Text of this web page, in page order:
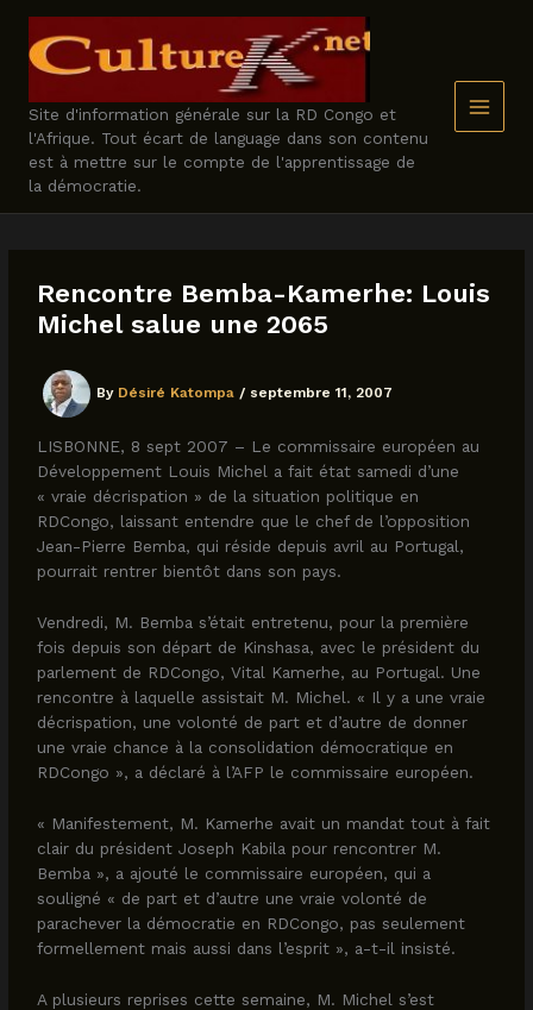
content
Site d'information générale sur la RD Congo et
l'Afrique. Tout écart de language dans son contenu
est à mettre sur le compte de l'apprentissage de
la démocratie.
Rencontre Bemba-Kamerhe: Louis
Michel salue une 2065
By Désiré Katompa / septembre 11, 2007
LISBONNE, 8 sept 2007 – Le commissaire européen au
Développement Louis Michel a fait état samedi d’une
« vraie décrispation » de la situation politique en
RDCongo, laissant entendre que le chef de l’opposition
Jean-Pierre Bemba, qui réside depuis avril au Portugal,
pourrait rentrer bientôt dans son pays.
Vendredi, M. Bemba s’était entretenu, pour la première
fois depuis son départ de Kinshasa, avec le président du
parlement de RDCongo, Vital Kamerhe, au Portugal. Une
rencontre à laquelle assistait M. Michel. « Il y a une vraie
décrispation, une volonté de part et d’autre de donner
une vraie chance à la consolidation démocratique en
RDCongo », a déclaré à l’AFP le commissaire européen.
« Manifestement, M. Kamerhe avait un mandat tout à fait
clair du président Joseph Kabila pour rencontrer M.
Bemba », a ajouté le commissaire européen, qui a
souligné « de part et d’autre une vraie volonté de
parachever la démocratie en RDCongo, pas seulement
formellement mais aussi dans l’esprit », a-t-il insisté.
A plusieurs reprises cette semaine, M. Michel s’est